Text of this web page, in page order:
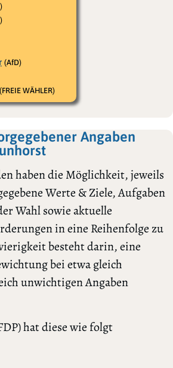
(AfD)
(FREIE WÄHLER)
Angaben
haben die Möglichkeit, jeweils
Werte & Ziele, Aufgaben
Wahl sowie aktuelle
in eine Reihenfolge zu
besteht darin, eine
bei etwa gleich
unwichtigen Angaben
hat diese wie folgt